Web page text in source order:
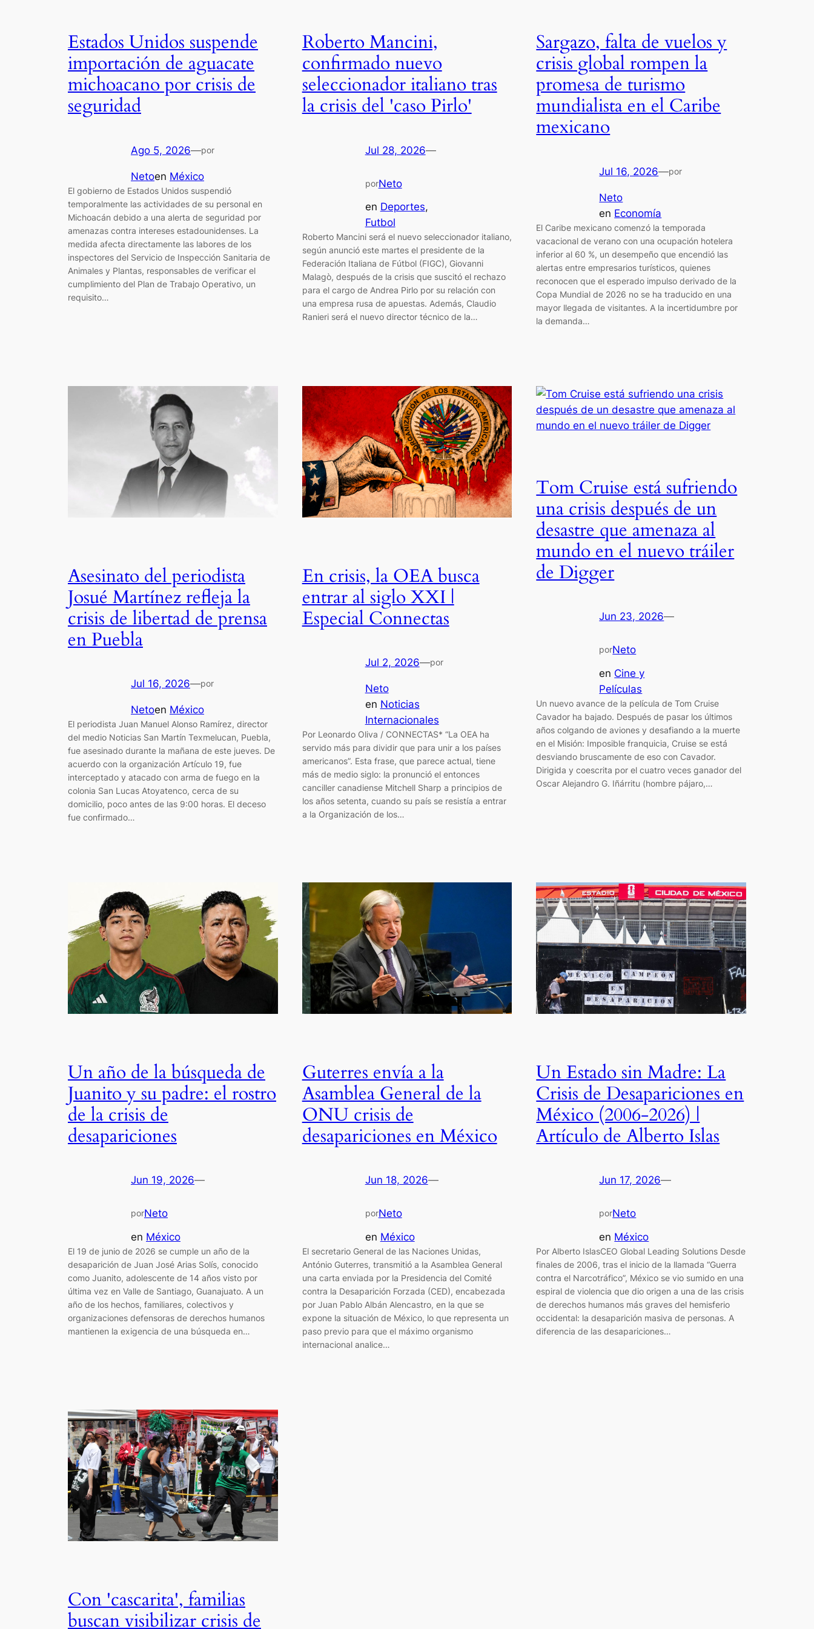
Estados Unidos suspende
importación de aguacate
michoacano por crisis de
seguridad
Ago 5, 2026—por
Netoen México
El gobierno de Estados Unidos suspendió
temporalmente las actividades de su personal en
Michoacán debido a una alerta de seguridad por
amenazas contra intereses estadounidenses. La
medida afecta directamente las labores de los
inspectores del Servicio de Inspección Sanitaria de
Animales y Plantas, responsables de verificar el
cumplimiento del Plan de Trabajo Operativo, un
requisito…
Roberto Mancini,
confirmado nuevo
seleccionador italiano tras
la crisis del 'caso Pirlo'
Jul 28, 2026—
porNeto
en Deportes
Futbol
Roberto Mancini será el nuevo seleccionador italiano,
según anunció este martes el presidente de la
Federación Italiana de Fútbol (FIGC), Giovanni
Malagò, después de la crisis que suscitó el rechazo
para el cargo de Andrea Pirlo por su relación con
una empresa rusa de apuestas. Además, Claudio
Ranieri será el nuevo director técnico de la…
Sargazo, falta de vuelos y
crisis global rompen la
promesa de turismo
mundialista en el Caribe
mexicano
Jul 16, 2026—por
Neto
en Economía
El Caribe mexicano comenzó la temporada
vacacional de verano con una ocupación hotelera
inferior al 60 %, un desempeño que encendió las
alertas entre empresarios turísticos, quienes
reconocen que el esperado impulso derivado de la
Copa Mundial de 2026 no se ha traducido en una
mayor llegada de visitantes. A la incertidumbre por
la demanda…
Asesinato del periodista
Josué Martínez refleja la
crisis de libertad de prensa
en Puebla
Jul 16, 2026—por
Netoen México
El periodista Juan Manuel Alonso Ramírez, director
del medio Noticias San Martín Texmelucan, Puebla,
fue asesinado durante la mañana de este jueves. De
acuerdo con la organización Artículo 19, fue
interceptado y atacado con arma de fuego en la
colonia San Lucas Atoyatenco, cerca de su
domicilio, poco antes de las 9:00 horas. El deceso
fue confirmado…
En crisis, la OEA busca
entrar al siglo XXI |
Especial Connectas
Jul 2, 2026—por
Neto
en Noticias
Internacionales
Por Leonardo Oliva / CONNECTAS* “La OEA ha
servido más para dividir que para unir a los países
americanos”. Esta frase, que parece actual, tiene
más de medio siglo: la pronunció el entonces
canciller canadiense Mitchell Sharp a principios de
los años setenta, cuando su país se resistía a entrar
a la Organización de los…
Tom Cruise está sufriendo
una crisis después de un
desastre que amenaza al
mundo en el nuevo tráiler
de Digger
Jun 23, 2026—
porNeto
en Cine y
Películas
Un nuevo avance de la película de Tom Cruise
Cavador ha bajado. Después de pasar los últimos
años colgando de aviones y desafiando a la muerte
en el Misión: Imposible franquicia, Cruise se está
desviando bruscamente de eso con Cavador.
Dirigida y coescrita por el cuatro veces ganador del
Oscar Alejandro G. Iñárritu (hombre pájaro,…
Un año de la búsqueda de
Juanito y su padre: el rostro
de la crisis de
desapariciones
Jun 19, 2026—
porNeto
en México
El 19 de junio de 2026 se cumple un año de la
desaparición de Juan José Arias Solís, conocido
como Juanito, adolescente de 14 años visto por
última vez en Valle de Santiago, Guanajuato. A un
año de los hechos, familiares, colectivos y
organizaciones defensoras de derechos humanos
mantienen la exigencia de una búsqueda en…
Guterres envía a la
Asamblea General de la
ONU crisis de
desapariciones en México
Jun 18, 2026—
porNeto
en México
El secretario General de las Naciones Unidas,
António Guterres, transmitió a la Asamblea General
una carta enviada por la Presidencia del Comité
contra la Desaparición Forzada (CED), encabezada
por Juan Pablo Albán Alencastro, en la que se
expone la situación de México, lo que representa un
paso previo para que el máximo organismo
internacional analice…
Un Estado sin Madre: La
Crisis de Desapariciones en
México (2006-2026) |
Artículo de Alberto Islas
Jun 17, 2026—
porNeto
en México
Por Alberto IslasCEO Global Leading Solutions Desde
finales de 2006, tras el inicio de la llamada “Guerra
contra el Narcotráfico”, México se vio sumido en una
espiral de violencia que dio origen a una de las crisis
de derechos humanos más graves del hemisferio
occidental: la desaparición masiva de personas. A
diferencia de las desapariciones…
Con 'cascarita', familias
buscan visibilizar crisis de